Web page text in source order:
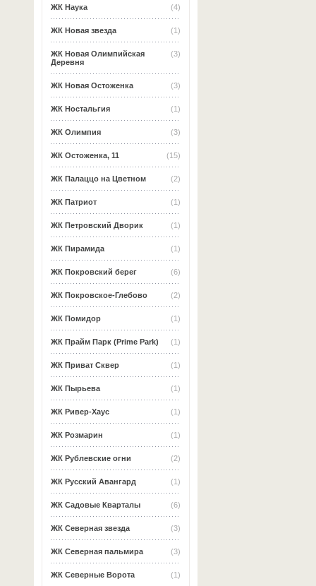
(4)
ЖК Наука
(1)
ЖК Новая звезда
(3)
ЖК Новая Олимпийская
Деревня
(3)
ЖК Новая Остоженка
(1)
ЖК Ностальгия
(3)
ЖК Олимпия
(15)
ЖК Остоженка, 11
(2)
ЖК Палаццо на Цветном
(1)
ЖК Патриот
(1)
ЖК Петровский Дворик
(1)
ЖК Пирамида
(6)
ЖК Покровский берег
(2)
ЖК Покровское-Глебово
(1)
ЖК Помидор
(1)
ЖК Прайм Парк (Prime Park)
(1)
ЖК Приват Сквер
(1)
ЖК Пырьева
(1)
ЖК Ривер-Хаус
(1)
ЖК Розмарин
(2)
ЖК Рублевские огни
(1)
ЖК Русский Авангард
(6)
ЖК Садовые Кварталы
(3)
ЖК Северная звезда
(3)
ЖК Северная пальмира
(1)
ЖК Северные Ворота